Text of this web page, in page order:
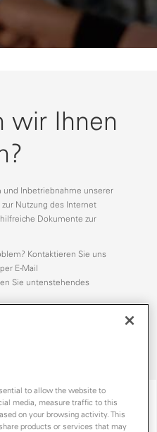
wir Ihnen
und Inbetriebnahme unserer
Nutzung des Internet
Dokumente zur
Kontaktieren Sie uns
E-Mail
Sie untenstehendes
to allow the website to
media, measure traffic to this
on your browsing activity. This
products or services that may